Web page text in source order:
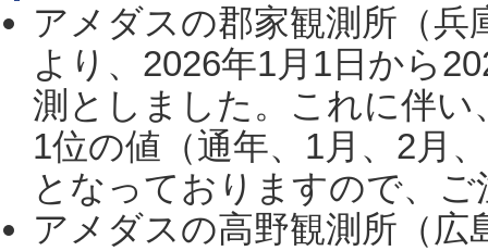
アメダスの郡家観測所（
より、2026年1月1日から
測としました。これに伴い
1位の値（通年、1月、2月
となっておりますので、
アメダスの高野観測所（